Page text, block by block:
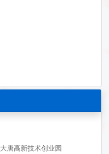
唐高新技术创业园